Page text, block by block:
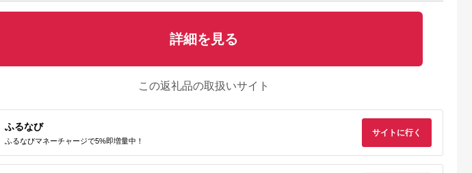
詳細を見る
この返礼品の取扱いサイト
ふるなび
ふるなびマネーチャージで5%即増量中！
サイトに行く